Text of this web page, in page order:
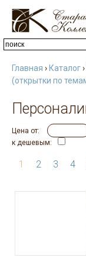
Главная › Каталог›
(открытки по
Цена от:
к дешевым:
1 2 3 4